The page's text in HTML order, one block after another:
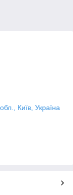
Київ, Україна